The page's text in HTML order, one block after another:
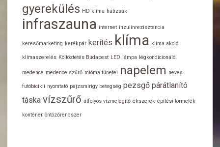
gyerekülés HD klíma hátizsák
infraszauna internet inzulinrezisztencia
keresőmarketing kerékpár kerítés klíma klíma akció
klímaszerelés Költöztetés Budapest LED lámpa légkondicionáló
medence medence szűrő mióma tünetei napelem neves
futóbicikli nyomtató pajzsmirigy betegség pezsgő párátlanító
táska vízszűrő átfolyós vízmelegítő ékszerek építési törmelék
konténer öntözőrendszer